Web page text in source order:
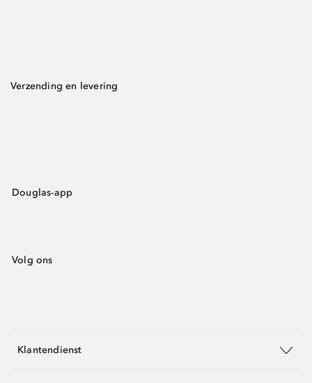
Verzending en levering
Douglas-app
Volg ons
Klantendienst